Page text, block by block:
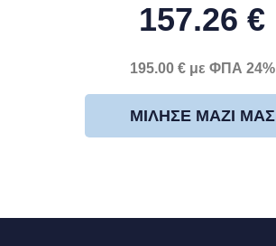
157.26 €
195.00 € με ΦΠΑ 24%
ΜΊΛΗΣΕ ΜΑΖΊ ΜΑΣ